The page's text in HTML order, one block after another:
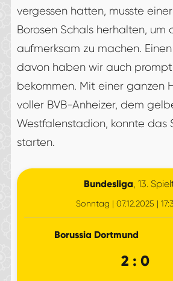
vergessen hatten, musste
Borosen Schals herhalten, um
aufmerksam zu machen.
davon haben wir auch
bekommen. Mit einer ganzen
voller BVB-Anheizer, dem
Westfalenstadion, konnte das
starten.
Bundesliga, 13.
Sonntag | 07.12.2025 |
Borussia Dortmund
2 : 0